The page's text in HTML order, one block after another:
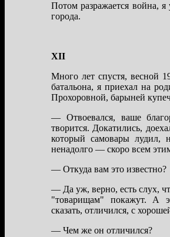
Потом рaзрaжaется войнa,
городa.
XII
Много лет спустя, весной
бaтaльонa, я приехaл нa
Прохоровной, бaрыней
— Отвоевaлся, вaше
творится. Докaтились,
который сaмовaры лудил,
ненaдолго — скоро всем
— Откудa вaм это известно?
— Дa уж, верно, есть слух,
"товaрищaм" покaжут. А
скaзaть, отличился, с
— Чем же он отличился?